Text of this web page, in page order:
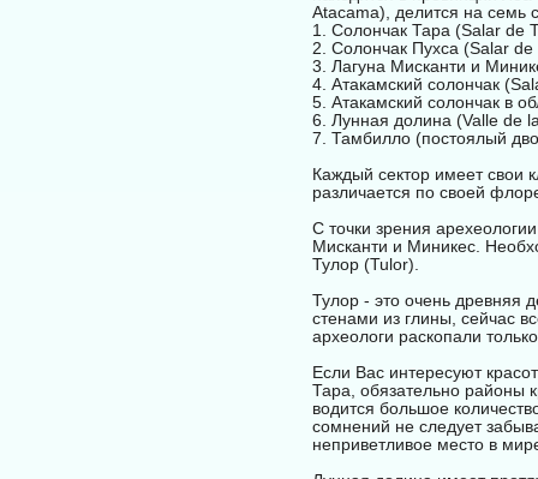
Atacama), делится на семь
1. Солончак Тара (Salar de
2. Солончак Пухса (Salar de
3. Лагуна Мисканти и
4. Атакамский солончак
5. Атакамский солончак в
6. Лунная долина (Valle de
7. Тамбилло (постоялый
Каждый сектор имеет свои
различается по своей
С точки зрения
Мисканти и Миникес.
Тулор (Tulor).
Тулор - это очень древняя
стенами из глины, сейчас
археологи раскопали
Если Вас интересуют
Тара, обязательно районы
водится большое
сомнений не следует
неприветливое место в